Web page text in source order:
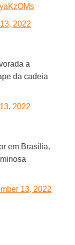
2022
a
da cadeia
2022
em Brasília,
13, 2022